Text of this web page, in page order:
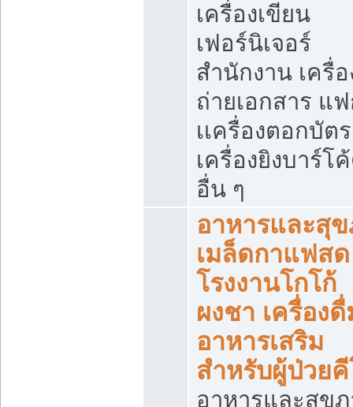
เครื่องเขียน
เฟอร์นิเจอร์
สำนักงาน เครื่อ
ถ่ายเอกสาร แ
เเครื่องตอกบัตร
เครื่องยิงบาร์โ
อื่น ๆ
อาหารและสุ
เมล็ดกาแฟสด
โรงงานโกโก้
ผงชา เครื่อง
อาหารเสริม
สำหรับผู้ป่วย
อาหารและสุข